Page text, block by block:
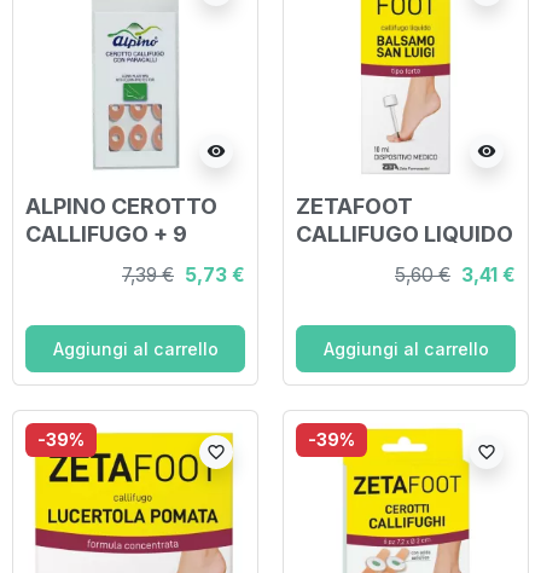
visibility
ALPINO CEROTTO
CALLIFUGO + 9
PARACALLI
7,39 € 5,73 €
Aggiungi al carrello
visibility
ZETAFOOT
CALLIFUGO LIQUIDO
BALSAMO SAN
LUIGI 10 ML
5,60 € 3,41 €
Aggiungi al carrello
-39%
favorite_border
-39%
favorite_border